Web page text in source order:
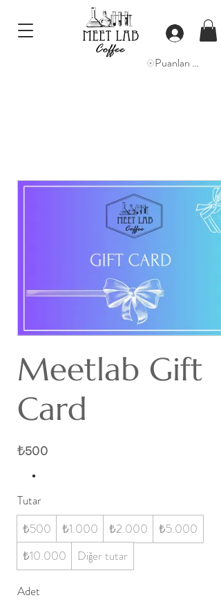
Puanları Görüntüle
Meetlab Gift
Card
₺500
Tutar
₺500
₺1.000 ₺2.000
₺5.000
₺10.000
Diğer tutar
Adet